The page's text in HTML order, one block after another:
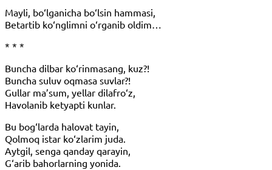
Mayli, bo‘lganicha bo‘lsin hammasi,
Betartib ko‘nglimni o‘rganib oldim…
* * *
Buncha dilbar ko‘rinmasang, kuz?!
Buncha suluv oqmasa suvlar?!
Gullar ma’sum, yellar dilafro‘z,
Havolanib ketyapti kunlar.
Bu bog‘larda halovat tayin,
Qolmoq istar ko‘zlarim juda.
Aytgil, senga qanday qarayin,
G‘arib bahorlarning yonida.